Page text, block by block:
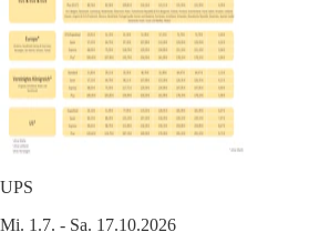
UPS
Mi. 1.7. - Sa. 17.10.2026